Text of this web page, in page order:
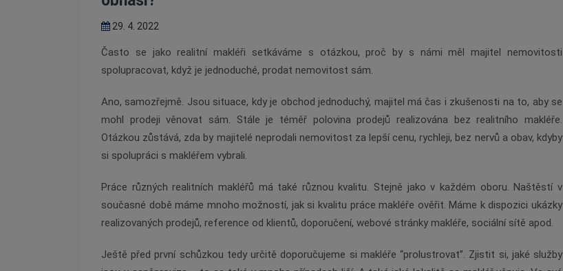
29. 4. 2022
Často se jako realitní makléři setkáváme s otázkou, proč by s námi měl majitel nemovitosti
spolupracovat, když je jednoduché, prodat nemovitost sám.
Ano, samozřejmě. Jsou situace, kdy je obchod jednoduchý, majitel má čas i zkušenosti na to, aby se
mohl prodeji věnovat sám. Stále je téměř polovina prodejů realizována bez realitního makléře.
Otázkou zůstává, zda by majitelé neprodali nemovitost za lepší cenu, rychleji, bez nervů a obav, kdyby
si spolupráci s makléřem vybrali.
Práce různých realitních makléřů má také různou kvalitu. Stejně jako v každém oboru. Naštěstí v
současné době máme mnoho možností, jak si kvalitu práce makléře ověřit. Máme k dispozici ukázky
realizovaných prodejů, reference od klientů, doporučení, webové stránky makléře, sociální sítě apod.
Ještě před první schůzkou tedy určitě doporučujeme si makléře “prolustrovat”. Zjistit si, jaké služby